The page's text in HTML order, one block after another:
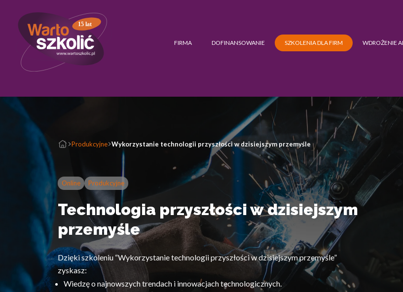
15 lat
FIRMA DOFINANSOWANIE SZKOLENIA DLA FIRM WDROŻENIE AI
Produkcyjne Wykorzystanie technologii przyszłości w dzisiejszym przemyśle
Online Produkcyjne
Technologia przyszłości w dzisiejszym
przemyśle
Dzięki szkoleniu “Wykorzystanie technologii przyszłości w dzisiejszym przemyśle”
zyskasz:
Wiedzę o najnowszych trendach i innowacjach technologicznych.